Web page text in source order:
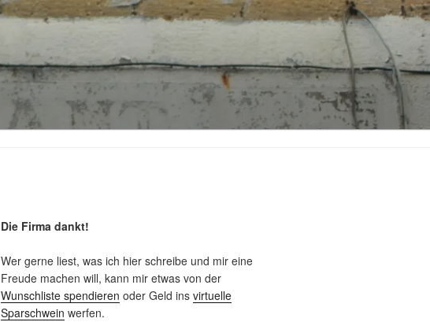
Die Firma dankt!
Wer gerne liest, was ich hier schreibe und mir eine
Freude machen will, kann mir etwas von der
Wunschliste spendieren oder Geld ins virtuelle
Sparschwein werfen.